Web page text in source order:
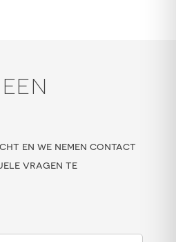
en we nemen contact
vragen te